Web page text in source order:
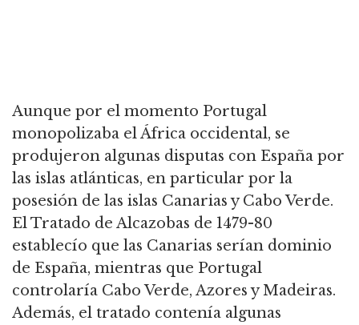
Aunque por el momento Portugal
monopolizaba el África occidental, se
produjeron algunas disputas con España por
las islas atlánticas, en particular por la
posesión de las islas Canarias y Cabo Verde.
El Tratado de Alcazobas de 1479-80
establecío que las Canarias serían dominio
de España, mientras que Portugal
controlaría Cabo Verde, Azores y Madeiras.
Además, el tratado contenía algunas